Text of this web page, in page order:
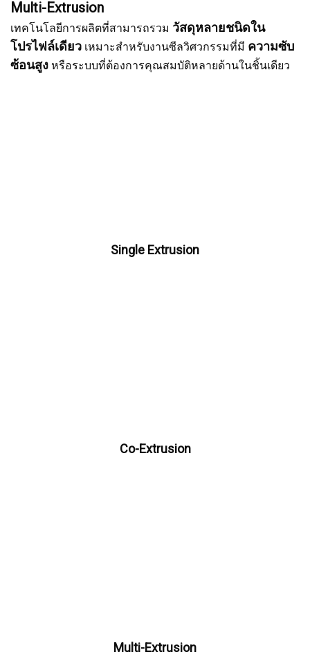
Multi-Extrusion
เทคโนโลยีการผลิตที่สามารถรวม วัสดุหลายชนิดใน
โปรไฟล์เดียว เหมาะสำหรับงานซีลวิศวกรรมที่มี ความซับ
ซ้อนสูง หรือระบบที่ต้องการคุณสมบัติหลายด้านในชิ้นเดียว
Single Extrusion
Co-Extrusion
Multi-Extrusion